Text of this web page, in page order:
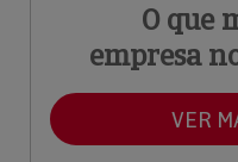
O que
empresa
VER